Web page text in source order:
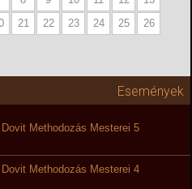
21 22 23 24 25 26
Események
Dovit Methodozás Mesterei 5
Dovit Methodozás Mesterei 4